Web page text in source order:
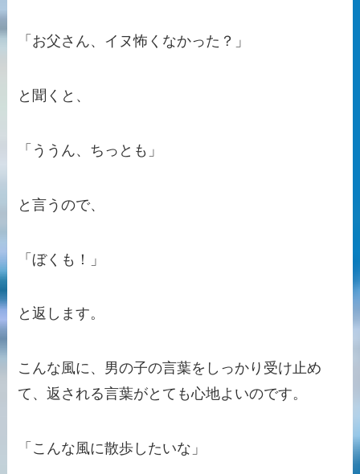
「お父さん、イヌ怖くなかった？」
と聞くと、
「ううん、ちっとも」
と言うので、
「ぼくも！」
と返します。
こんな風に、男の子の言葉をしっかり受け止め
て、返される言葉がとても心地よいのです。
「こんな風に散歩したいな」